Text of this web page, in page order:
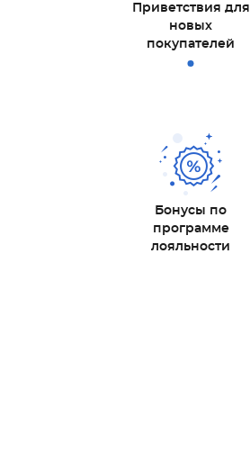
Приветствия для
новых
покупателей
Бонусы по
программе
лояльности